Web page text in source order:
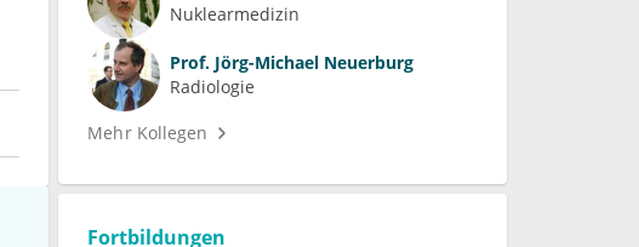
Nuklearmedizin
Prof. Jörg-Michael Neuerburg
Radiologie
Mehr Kollegen
Fortbildungen